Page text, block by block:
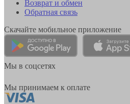
Возврат и обмен
Обратная связь
Скачайте мобильное приложение
Мы в соцсетях
Мы принимаем к оплате